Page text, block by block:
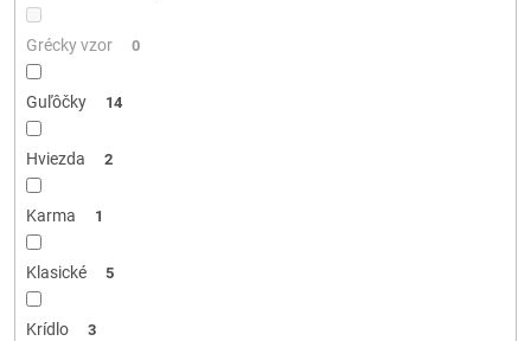
Grécky vzor 0
Guľôčky 14
Hviezda 2
Karma 1
Klasické 5
Krídlo 3